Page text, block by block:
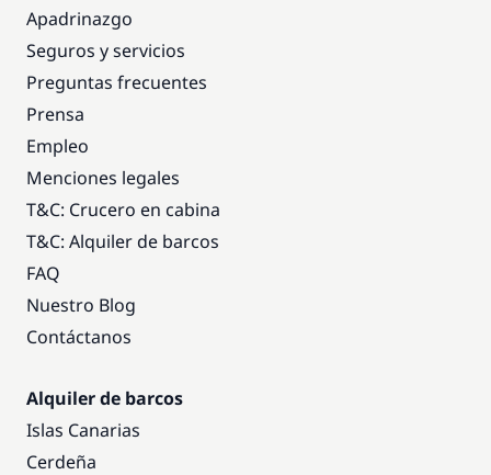
Apadrinazgo
Seguros y servicios
Preguntas frecuentes
Prensa
Empleo
Menciones legales
T&C: Crucero en cabina
T&C: Alquiler de barcos
FAQ
Nuestro Blog
Contáctanos
Alquiler de barcos
Islas Canarias
Cerdeña